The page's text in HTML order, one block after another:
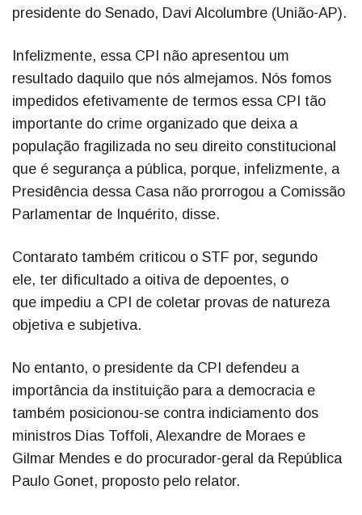
presidente do Senado, Davi Alcolumbre (União-AP).
Infelizmente, essa CPI não apresentou um
resultado daquilo que nós almejamos. Nós fomos
impedidos efetivamente de termos essa CPI tão
importante do crime organizado que deixa a
população fragilizada no seu direito constitucional
que é segurança a pública, porque, infelizmente, a
Presidência dessa Casa não prorrogou a Comissão
Parlamentar de Inquérito, disse.
Contarato também criticou o STF por, segundo
ele, ter dificultado a oitiva de depoentes, o
que impediu a CPI de coletar provas de natureza
objetiva e subjetiva.
No entanto, o presidente da CPI defendeu a
importância da instituição para a democracia e
também posicionou-se contra indiciamento dos
ministros Dias Toffoli, Alexandre de Moraes e
Gilmar Mendes e do procurador-geral da República
Paulo Gonet, proposto pelo relator.